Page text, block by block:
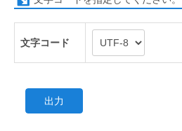
文字コード